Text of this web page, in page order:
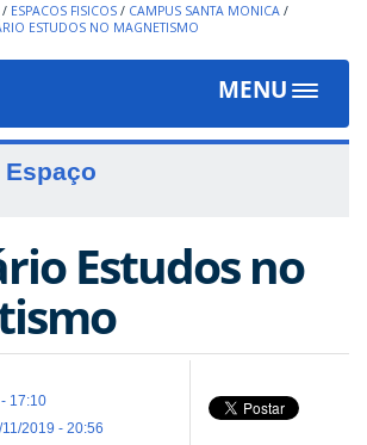
/ ESPACOS FISICOS / CAMPUS SANTA MONICA /
ESTUDOS NO MAGNETISMO
MENU
Toggle
Espaço
Estudos no
17:10
2019 - 20:56